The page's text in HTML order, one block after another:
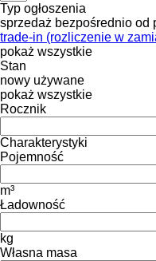
Typ ogłoszenia
sprzedaż bezpośrednio od
trade-in (rozliczenie w
pokaż wszystkie
Stan
nowy używane
pokaż wszystkie
Rocznik
Charakterystyki
Pojemność
m³
Ładowność
kg
Własna masa